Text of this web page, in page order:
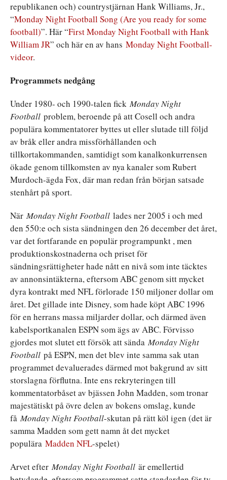
republikanen och) countrystjärnan Hank Williams, Jr.,
“Monday Night Football Song (Are you ready for some
football)”. Här “First Monday Night Football with Hank
William JR” och här en av hans Monday Night Football-
videor.
Programmets nedgång
Under 1980- och 1990-talen fickMonday Night
Football problem, beroende på att Cosell och andra
populära kommentatorer byttes ut eller slutade till följd
av bråk eller andra missförhållanden och
tillkortakommanden, samtidigt som kanalkonkurrensen
ökade genom tillkomsten av nya kanaler som Rubert
Murdoch-ägda Fox, där man redan från början satsade
stenhårt på sport.
NärMonday Night Football lades ner 2005 i och med
den 550:e och sista sändningen den 26 december det året,
var det fortfarande en populär programpunkt , men
produktionskostnaderna och priset för
sändningsrättigheter hade nått en nivå som inte täcktes
av annonsintäkterna, eftersom ABC genom sitt mycket
dyra kontrakt med NFL förlorade 150 miljoner dollar om
året. Det gillade inte Disney, som hade köpt ABC 1996
för en herrans massa miljarder dollar, och därmed även
kabelsportkanalen ESPN som ägs av ABC. Förvisso
gjordes mot slutet ett försök att sändaMonday Night
Football på ESPN, men det blev inte samma sak utan
programmet devaluerades därmed mot bakgrund av sitt
storslagna förflutna. Inte ens rekryteringen till
kommentatorbåset av bjässen John Madden, som tronar
majestätiskt på övre delen av bokens omslag, kunde
fåMonday Night Football-skutan på rätt köl igen (det är
samma Madden som gett namn åt det mycket
populära Madden NFL-spelet)
Arvet efterMonday Night Football är emellertid